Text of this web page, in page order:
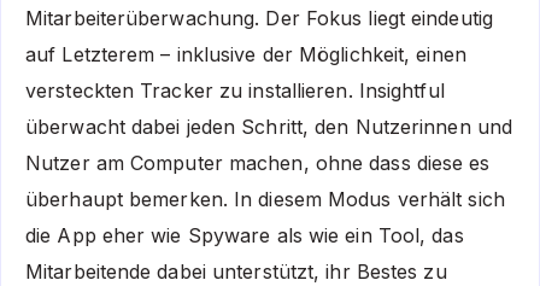
Mitarbeiterüberwachung. Der Fokus liegt eindeutig
auf Letzterem – inklusive der Möglichkeit, einen
versteckten Tracker zu installieren. Insightful
überwacht dabei jeden Schritt, den Nutzerinnen und
Nutzer am Computer machen, ohne dass diese es
überhaupt bemerken. In diesem Modus verhält sich
die App eher wie Spyware als wie ein Tool, das
Mitarbeitende dabei unterstützt, ihr Bestes zu